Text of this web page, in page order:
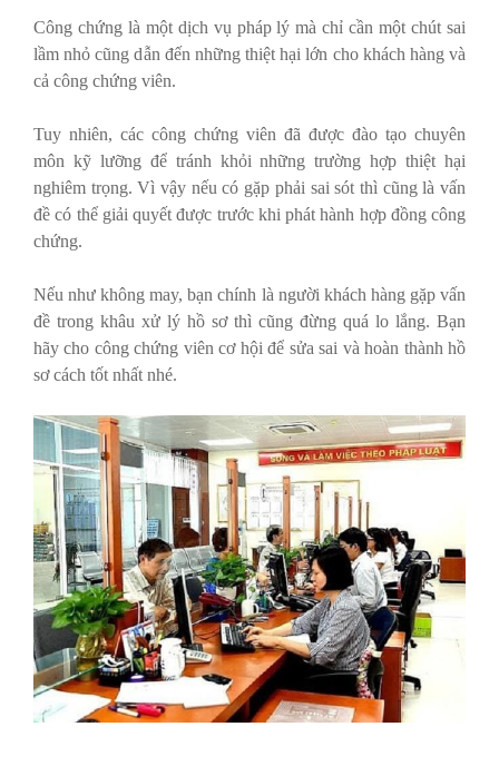
Công chứng là một dịch vụ pháp lý mà chỉ cần một chút sai
lầm nhỏ cũng dẫn đến những thiệt hại lớn cho khách hàng và
cả công chứng viên.
Tuy nhiên, các công chứng viên đã được đào tạo chuyên
môn kỹ lưỡng để tránh khỏi những trường hợp thiệt hại
nghiêm trọng. Vì vậy nếu có gặp phải sai sót thì cũng là vấn
đề có thể giải quyết được trước khi phát hành hợp đồng công
chứng.
Nếu như không may, bạn chính là người khách hàng gặp vấn
đề trong khâu xử lý hồ sơ thì cũng đừng quá lo lắng. Bạn
hãy cho công chứng viên cơ hội để sửa sai và hoàn thành hồ
sơ cách tốt nhất nhé.